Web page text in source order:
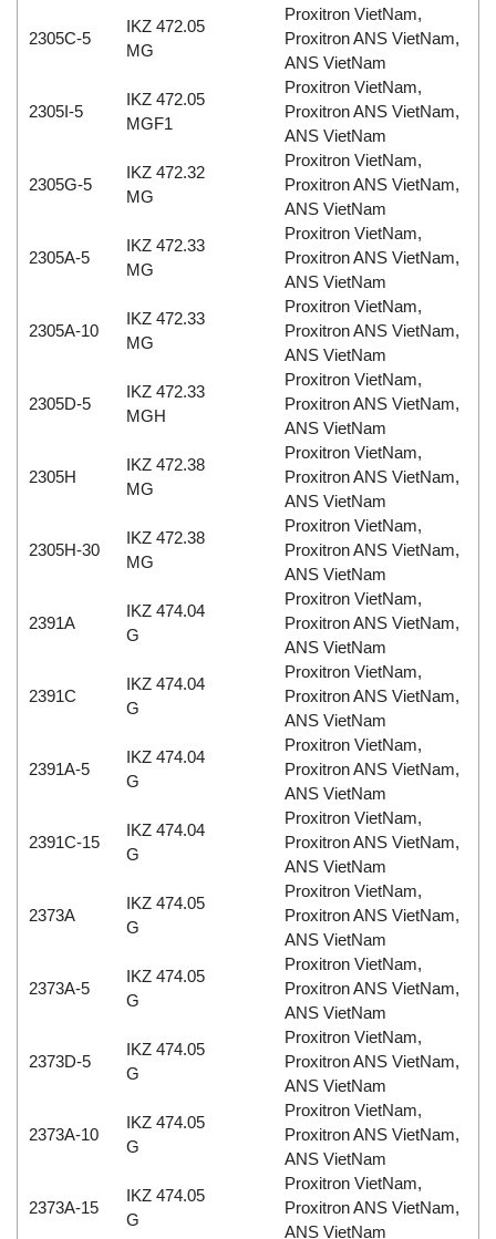
2305C-5
IKZ 472.05
MG
Proxitron VietNam,
Proxitron ANS VietNam,
ANS VietNam
2305I-5
IKZ 472.05
MGF1
Proxitron VietNam,
Proxitron ANS VietNam,
ANS VietNam
2305G-5
IKZ 472.32
MG
Proxitron VietNam,
Proxitron ANS VietNam,
ANS VietNam
2305A-5
IKZ 472.33
MG
Proxitron VietNam,
Proxitron ANS VietNam,
ANS VietNam
2305A-10
IKZ 472.33
MG
Proxitron VietNam,
Proxitron ANS VietNam,
ANS VietNam
2305D-5
IKZ 472.33
MGH
Proxitron VietNam,
Proxitron ANS VietNam,
ANS VietNam
2305H
IKZ 472.38
MG
Proxitron VietNam,
Proxitron ANS VietNam,
ANS VietNam
2305H-30
IKZ 472.38
MG
Proxitron VietNam,
Proxitron ANS VietNam,
ANS VietNam
2391A
IKZ 474.04
G
Proxitron VietNam,
Proxitron ANS VietNam,
ANS VietNam
2391C
IKZ 474.04
G
Proxitron VietNam,
Proxitron ANS VietNam,
ANS VietNam
2391A-5
IKZ 474.04
G
Proxitron VietNam,
Proxitron ANS VietNam,
ANS VietNam
2391C-15
IKZ 474.04
G
Proxitron VietNam,
Proxitron ANS VietNam,
ANS VietNam
2373A
IKZ 474.05
G
Proxitron VietNam,
Proxitron ANS VietNam,
ANS VietNam
2373A-5
IKZ 474.05
G
Proxitron VietNam,
Proxitron ANS VietNam,
ANS VietNam
2373D-5
IKZ 474.05
G
Proxitron VietNam,
Proxitron ANS VietNam,
ANS VietNam
2373A-10
IKZ 474.05
G
Proxitron VietNam,
Proxitron ANS VietNam,
ANS VietNam
2373A-15
IKZ 474.05
G
Proxitron VietNam,
Proxitron ANS VietNam,
ANS VietNam